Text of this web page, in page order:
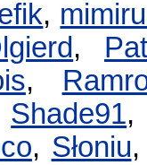
,
,
,
Shade91
, Słoniu